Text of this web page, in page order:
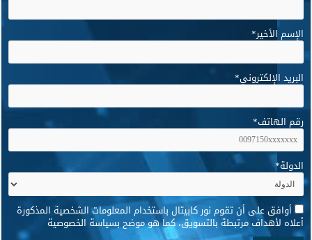
الإسم الأخير*
البريد الإلكتروني*
رقم الهاتف*
الدولة*
* أوافق على أن تقوم نور كابيتال باستخدام المعلومات الشخصية المذكورة
أعلاه لأهداف مرتبطة بالتسويق، كما هو موضح بسياسة الخصوصية